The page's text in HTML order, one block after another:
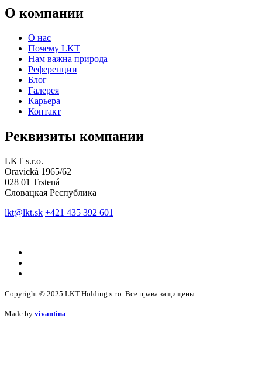
О компании
О нас
Почему LKT
Нам важна природа
Референции
Блог
Галерея
Карьера
Контакт
Реквизиты компании
LKT s.r.o.
Oravická 1965/62
028 01 Trstená
Словацкая Республика
lkt@lkt.sk +421 435 392 601
Copyright © 2025 LKT Holding s.r.o. Все права защищены
Made by vivantina